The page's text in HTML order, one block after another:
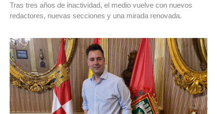
Tras tres años de inactividad, el medio vuelve con nuevos
redactores, nuevas secciones y una mirada renovada.